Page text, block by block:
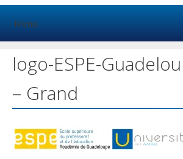
Menu
logo-ESPE-
– Grand